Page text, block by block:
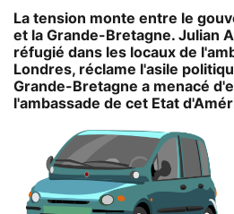
La tension monte entre le
et la Grande-Bretagne. Julian
réfugié dans les locaux de
Londres, réclame l'asile
Grande-Bretagne a menacé
l'ambassade de cet Etat